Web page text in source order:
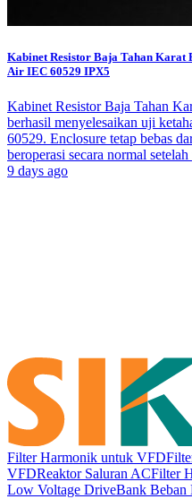
Kabinet Resistor Baja Tahan Karat
Air IEC 60529 IPX5
Kabinet Resistor Baja Tahan
berhasil menyelesaikan uji
60529. Enclosure tetap bebas
beroperasi secara normal
9 days ago
Filter Harmonik untuk VFD
VFDReaktor Saluran ACFilter
Low Voltage DriveBank Beban